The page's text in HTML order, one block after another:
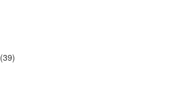
(39)